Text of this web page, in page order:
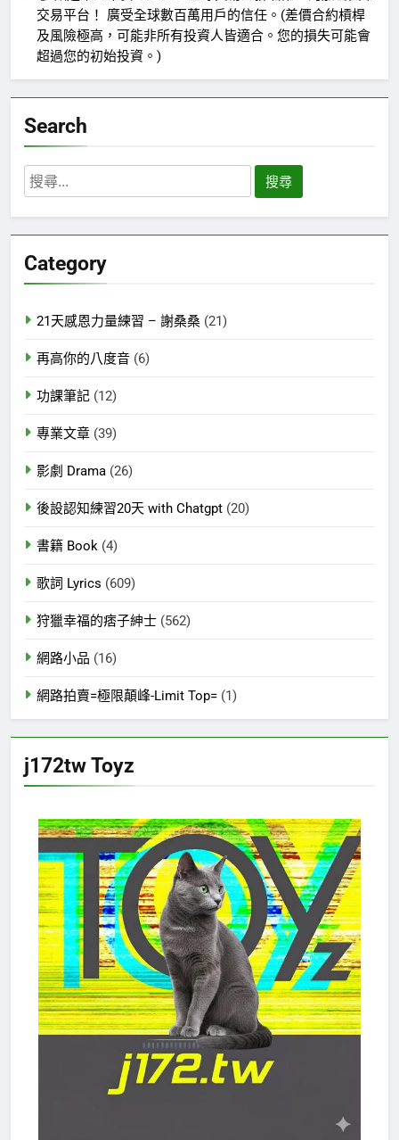
交易平台！ 廣受全球數百萬用戶的信任。(差價合約槓桿
及風險極高，可能非所有投資人皆適合。您的損失可能會
超過您的初始投資。)
Search
搜
尋
字:
Category
21天感恩力量練習 – 謝桑桑 (21)
再高你的八度音 (6)
功課筆記 (12)
專業文章 (39)
影劇 Drama (26)
後設認知練習20天 with Chatgpt (20)
書籍 Book (4)
歌詞 Lyrics (609)
狩獵幸福的痞子紳士 (562)
網路小品 (16)
網路拍賣=極限顛峰-Limit Top= (1)
j172tw Toyz